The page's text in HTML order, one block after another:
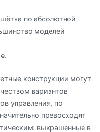
по абсолютной
моделей
конструкции могут
вариантов
управления, по
превосходят
выкрашенные в